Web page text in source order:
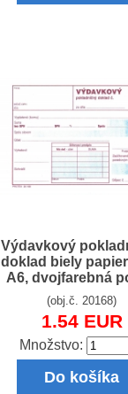
Výdavkový
doklad biely
A6, dvojfarebná
(obj.č. 20168)
1.54 EUR
Množstvo:
Do košíka